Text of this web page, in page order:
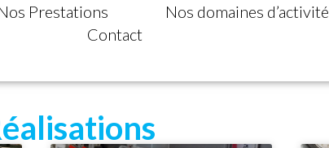
Prestations Nos domaines d’activité
Contact